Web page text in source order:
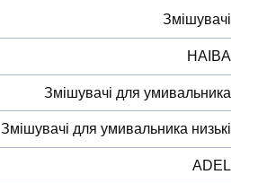
Змішувачі
HAIBA
Змішувачі для умивальника
Змішувачі для умивальника низькі
ADEL